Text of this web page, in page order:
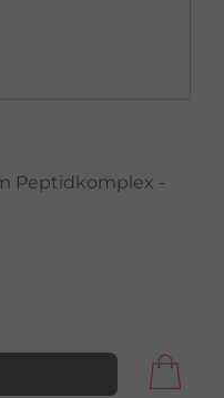
Peptidkomplex -